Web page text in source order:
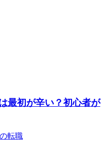
最初が辛い？初心者が
転職